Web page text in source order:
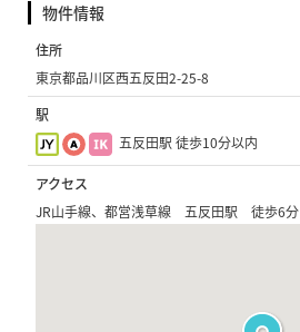
物件情報
住所
東京都品川区西五反田2-25-8
駅
五反田駅 徒歩10分以内
アクセス
JR山手線、都営浅草線 五反田駅 徒歩6分